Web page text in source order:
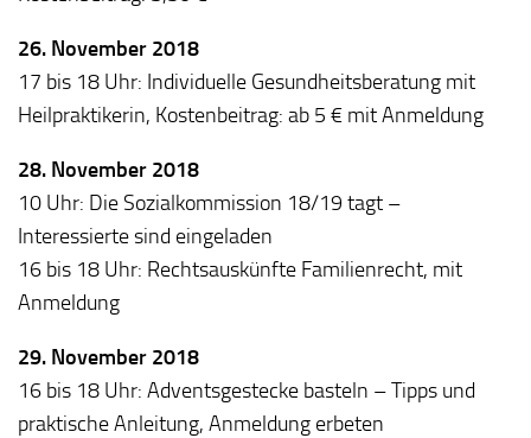
26. November 2018
17 bis 18 Uhr: Individuelle Gesundheitsberatung mit
Heilpraktikerin, Kostenbeitrag: ab 5 € mit Anmeldung
28. November 2018
10 Uhr: Die Sozialkommission 18/19 tagt –
Interessierte sind eingeladen
16 bis 18 Uhr: Rechtsauskünfte Familienrecht, mit
Anmeldung
29. November 2018
16 bis 18 Uhr: Adventsgestecke basteln – Tipps und
praktische Anleitung, Anmeldung erbeten